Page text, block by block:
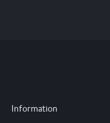
Information